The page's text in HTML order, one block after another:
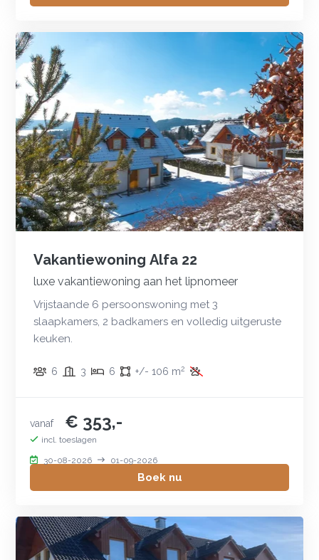
Vakantiewoning Alfa 22
luxe vakantiewoning aan het lipnomeer
Vrijstaande 6 persoonswoning met 3
slaapkamers, 2 badkamers en volledig uitgeruste
keuken.
6 3 6 +/- 106 m2
vanaf € 353,-
incl. toeslagen
30-08-2026 01-09-2026
Boek nu